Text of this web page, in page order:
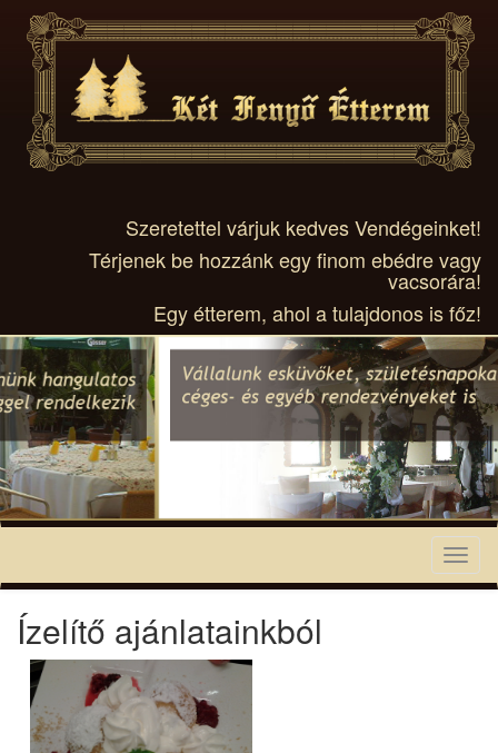
Szeretettel várjuk kedves Vendégeinket!
Térjenek be hozzánk egy finom ebédre vagy
vacsorára!
Egy étterem, ahol a tulajdonos is főz!
Ízelítő ajánlatainkból